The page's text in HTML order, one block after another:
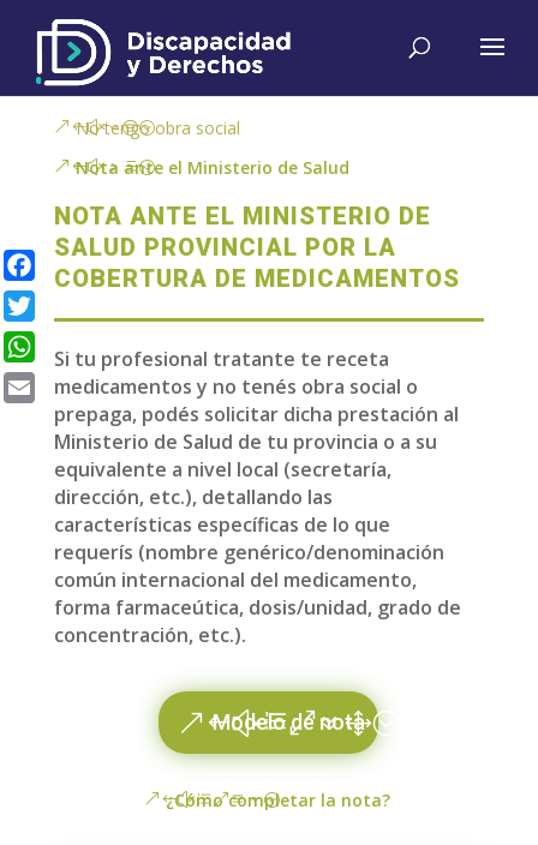
No tengo obra social
Nota ante el Ministerio de Salud
NOTA ANTE EL MINISTERIO DE
SALUD PROVINCIAL POR LA
COBERTURA DE MEDICAMENTOS
Si tu profesional tratante te receta
medicamentosy no tenés obra social o
prepaga, podés solicitar dicha prestación al
Ministerio de Salud de tu provincia o a su
equivalente a nivel local (secretaría,
dirección, etc.), detallando las
características específicas de lo que
requerís (nombre genérico/denominación
común internacional del medicamento,
forma farmaceútica, dosis/unidad, grado de
concentración, etc.).
Modelo de nota
¿Cómo completar la nota?
Facebook
Twitter
WhatsApp